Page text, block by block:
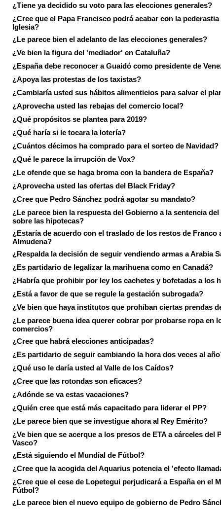
¿Tiene ya decidido su voto para las elecciones generales?
¿Cree que el Papa Francisco podrá acabar con la pederastia
Iglesia?
¿Le parece bien el adelanto de las elecciones generales?
¿Ve bien la figura del 'mediador' en Cataluña?
¿España debe reconocer a Guaidó como presidente de
¿Apoya las protestas de los taxistas?
¿Cambiaría usted sus hábitos alimenticios para salvar el
¿Aprovecha usted las rebajas del comercio local?
¿Qué propósitos se plantea para 2019?
¿Qué haría si le tocara la lotería?
¿Cuántos décimos ha comprado para el sorteo de Navidad?
¿Qué le parece la irrupción de Vox?
¿Le ofende que se haga broma con la bandera de España?
¿Aprovecha usted las ofertas del Black Friday?
¿Cree que Pedro Sánchez podrá agotar su mandato?
¿Le parece bien la respuesta del Gobierno a la sentencia
sobre las hipotecas?
¿Estaría de acuerdo con el traslado de los restos de Franco
Almudena?
¿Respalda la decisión de seguir vendiendo armas a Arabia
¿Es partidario de legalizar la marihuena como en Canadá?
¿Habría que prohibir por ley los cachetes y bofetadas a los
¿Está a favor de que se regule la gestación subrogada?
¿Ve bien que haya institutos que prohíban ciertas prendas
¿Le parece buena idea querer cobrar por probarse ropa en
comercios?
¿Cree que habrá elecciones anticipadas?
¿Es partidario de seguir cambiando la hora dos veces al
¿Qué uso le daría usted al Valle de los Caídos?
¿Cree que las rotondas son eficaces?
¿Adónde se va estas vacaciones?
¿Quién cree que está más capacitado para liderar el PP?
¿Le parece bien que se investigue ahora al Rey Emérito?
¿Ve bien que se acerque a los presos de ETA a cárceles del
Vasco?
¿Está siguiendo el Mundial de Fútbol?
¿Cree que la acogida del Aquarius potencia el 'efecto
¿Cree que el cese de Lopetegui perjudicará a España en el
Fútbol?
¿Le parece bien el nuevo equipo de gobierno de Pedro